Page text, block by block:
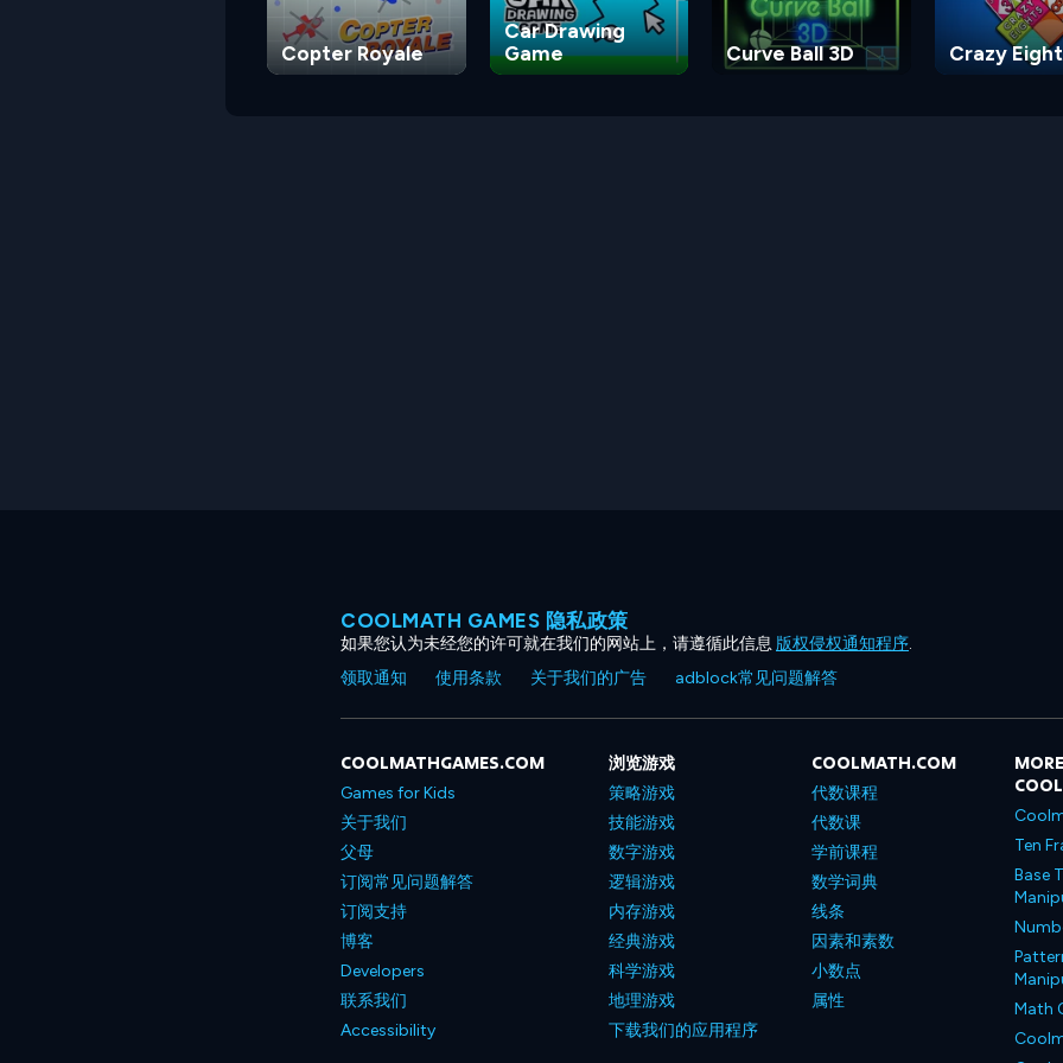
Copter Royale
Car Drawing
Game
Curve Ball 3D Crazy
COOLMATH GAMES 隐私政策
如果您认为未经您的许可就在我们的网站上，请遵循此信息 版权侵权通知程序.
领取通知
使用条款 关于我们的广告 adblock常见问题解答
COOLMATHGAMES.COM
Games for Kids
关于我们
父母
订阅常见问题解答
订阅支持
博客
Developers
联系我们
Accessibility
浏览游戏
策略游戏
技能游戏
数字游戏
逻辑游戏
内存游戏
经典游戏
科学游戏
地理游戏
下载我们的应用程序
COOLMATH.COM
代数课程
代数课
学前课程
数学词典
线条
因素和素数
小数点
属性
Ten
Base
Math